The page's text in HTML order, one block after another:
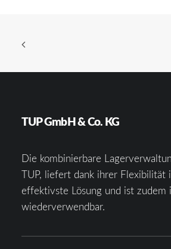
TUP GmbH & Co. KG
Die kombinierbare
TUP, liefert dank ihrer Flexibilität
effektivste Lösung und ist zudem
wiederverwendbar.